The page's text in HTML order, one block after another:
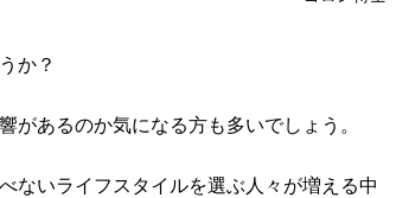
か？
あるのか気になる方も多いでしょう。
ないライフスタイルを選ぶ人々が増える中